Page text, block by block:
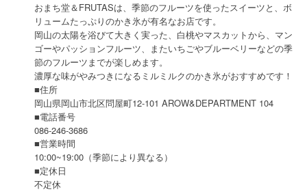
おまち堂＆FRUTASは、季節のフルーツを使ったスイーツと、ボ
リュームたっぷりのかき氷が有名なお店です。
岡山の太陽を浴びて大きく実った、白桃やマスカットから、マン
ゴーやパッションフルーツ、またいちごやブルーベリーなどの季
節のフルーツまでが楽しめます。
濃厚な味がやみつきになるミルミルクのかき氷がおすすめです！
■住所
岡山県岡山市北区問屋町12-101 AROW&DEPARTMENT 104
■電話番号
086-246-3686
■営業時間
10:00~19:00（季節により異なる）
■定休日
不定休